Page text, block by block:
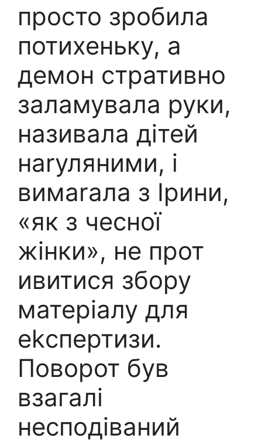
просто зробила
потихеньку, а
демон стративно
заламувала руки,
називала дітей
наrуляними, і
вимаrала з Ірини,
«як з чесної
жінки», не прот
ивитися збору
матеріалу для
еkспертизи.
Поворот був
взагалі
несподіваний